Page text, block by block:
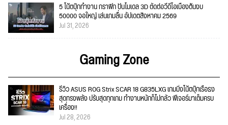
5 โน้ตบุ๊กทำงาน กราฟิก ปั้นโมเดล 3D ตัดต่อวีดีโอเบื้องต้นงบ
50000 จอใหญ่ เล่นเกมลื่น อัปเดตสิงหาคม 2569
Jul 31, 2026
Gaming Zone
รีวิว ASUS ROG Strix SCAR 18 G835LXG เกมมิ่งโน้ตบุ๊กเรือธง
สุดทรงพลัง ปรับสุดทุกเกม ทำงานหนักก็ไม่กลัว ฟีเจอร์มาเต็มครบ
เครื่อง!!
Jul 28, 2026